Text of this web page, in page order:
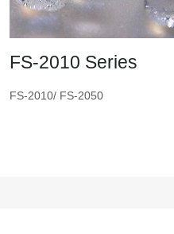
FS-2010 Series
FS-2010/ FS-2050